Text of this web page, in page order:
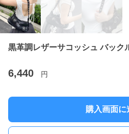
黒革調レザーサコッシュ バック
6,440 円
購入画面に